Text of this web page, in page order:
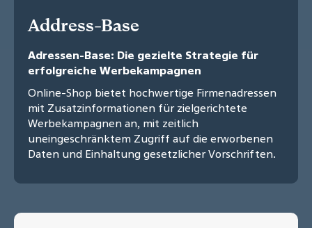
Address-Base
Adressen-Base: Die gezielte Strategie für
erfolgreiche Werbekampagnen
Online-Shop bietet hochwertige Firmenadressen
mit Zusatzinformationen für zielgerichtete
Werbekampagnen an, mit zeitlich
uneingeschränktem Zugriff auf die erworbenen
Daten und Einhaltung gesetzlicher Vorschriften.